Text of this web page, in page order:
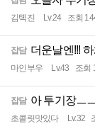
김톅진 Lv.24 조회
잡담 더운날엔!!! 하
마인부우 Lv.43 조회
잡담 아 투기장ㅡ
초콜릿맛있다 Lv.32